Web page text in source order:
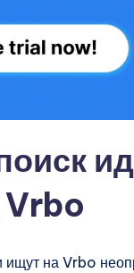
ищут на Vrbo